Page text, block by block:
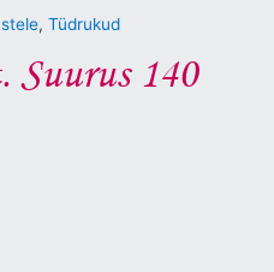
, Tüdrukud
140